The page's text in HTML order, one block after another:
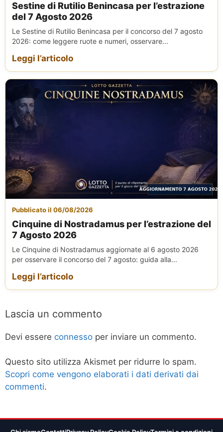
Sestine di Rutilio Benincasa per l’estrazione
del 7 Agosto 2026
Le Sestine di Rutilio Benincasa per il concorso del 7 agosto
2026: come leggere ruote e numeri, osservare...
Leggi l’articolo
Pubblicato il 06/08/2026
Cinquine di Nostradamus per l’estrazione del
7 Agosto 2026
Le Cinquine di Nostradamus aggiornate al 6 agosto 2026
per osservare il concorso del 7 agosto: guida alla...
Leggi l’articolo
Lascia un commento
Devi essere connesso per inviare un commento.
Questo sito utilizza Akismet per ridurre lo spam.
Scopri come vengono elaborati i dati derivati dai
commenti.